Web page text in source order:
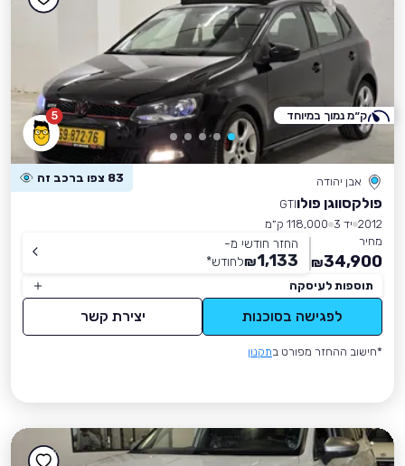
5
אבן יהודה 83 צפו ברכב זה
פולקסווגן פולוGTI
2012 יד 3
118,000 ק״מ
מחיר
34,900
₪
החזר חודשי מ-
1,133
₪לחודש*
תוספות לעיסקה
לפגישה בסוכנות יצירת קשר
*חישוב ההחזר מפורט בתקנון
ק״מ נמוך במיוחד